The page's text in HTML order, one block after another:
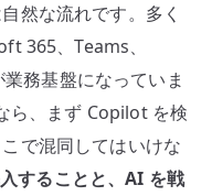
然な流れです。多く
365、Teams、
務基盤になっていま
ら、まず Copilot を検
で混同してはいけな
することと、AI を戦